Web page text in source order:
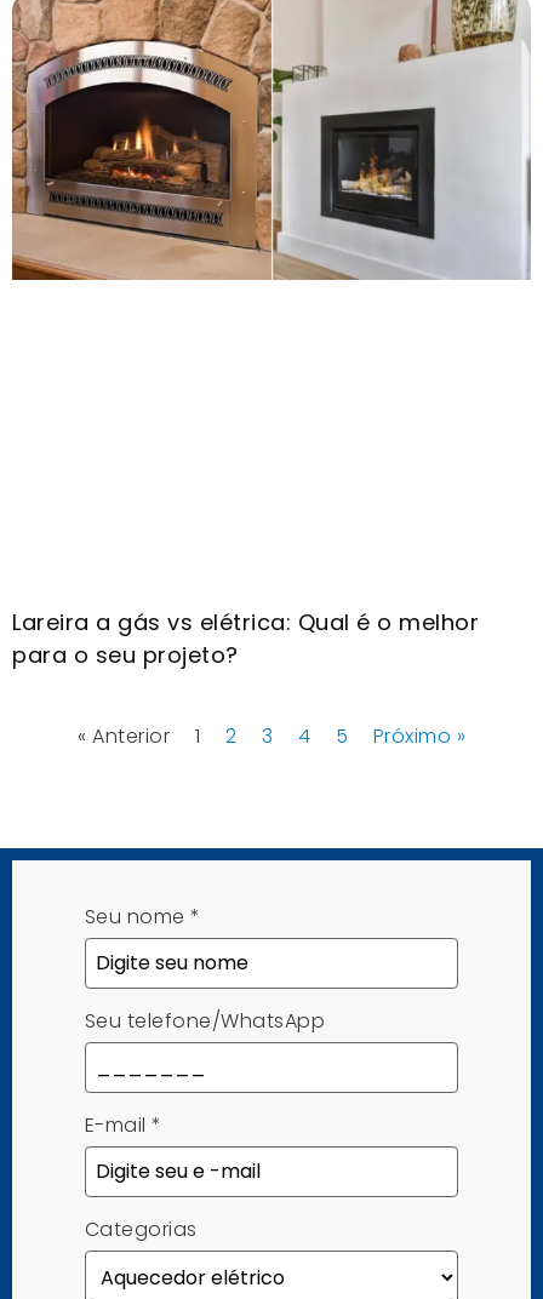
Lareira a gás vs elétrica: Qual é o melhor
para o seu projeto?
« Anterior 1 2 3 4 5 Próximo »
Seu nome *
Seu telefone/WhatsApp
E-mail *
Categorias